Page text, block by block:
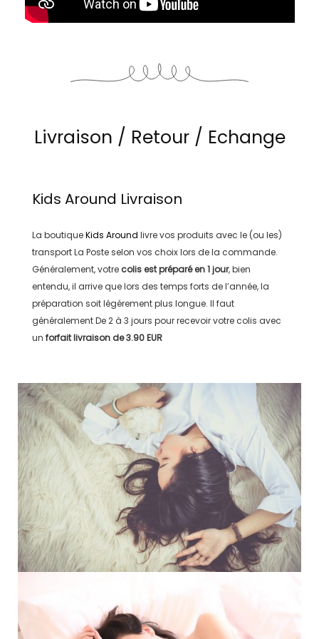
Livraison / Retour / Echange
Kids Around Livraison
La boutiqueKids Around livre vos produits avec le (ou les)
transportLa Posteselon vos choix lors de la commande.
Généralement, votre colis est préparé en1 jour, bien
entendu, il arrive que lors des temps forts de l’année, la
préparation soit légérement plus longue. Il faut
généralementDe 2 à 3 jours pour recevoir votre colis avec
un forfait livraison de3.90 EUR